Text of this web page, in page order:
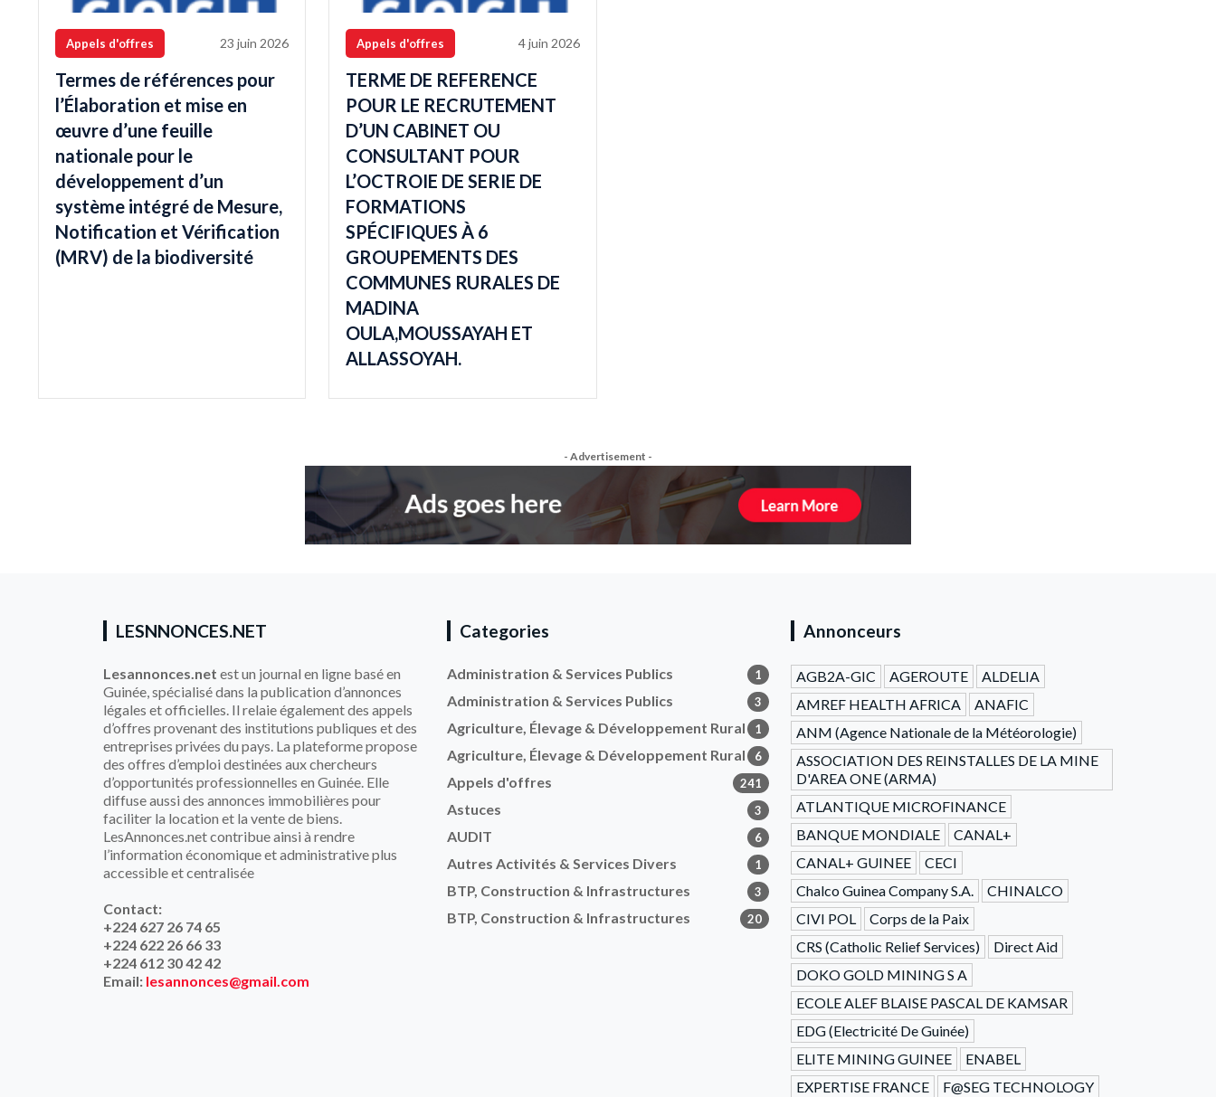
Appels d'offres 23 juin 2026
Termes de références pour
l’Élaboration et mise en
œuvre d’une feuille
nationale pour le
développement d’un
système intégré de Mesure,
Notification et Vérification
(MRV) de la biodiversité
Appels d'offres 4 juin 2026
TERME DE REFERENCE
POUR LE RECRUTEMENT
D’UN CABINET OU
CONSULTANT POUR
L’OCTROIE DE SERIE DE
FORMATIONS
SPÉCIFIQUES À 6
GROUPEMENTS DES
COMMUNES RURALES DE
MADINA
OULA,MOUSSAYAH ET
ALLASSOYAH.
- Advertisement -
LESNNONCES.NET
Lesannonces.net est un journal en ligne basé en
Guinée, spécialisé dans la publication d’annonces
légales et officielles. Il relaie également des appels
d’offres provenant des institutions publiques et des
entreprises privées du pays. La plateforme propose
des offres d’emploi destinées aux chercheurs
d’opportunités professionnelles en Guinée. Elle
diffuse aussi des annonces immobilières pour
faciliter la location et la vente de biens.
LesAnnonces.net contribue ainsi à rendre
l’information économique et administrative plus
accessible et centralisée
Contact:
+224 627 26 74 65
+224 622 26 66 33
+224 612 30 42 42
Email: lesannonces@gmail.com
Categories
Administration & Services Publics 1
Administration & Services Publics 3
Agriculture, Élevage & Développement Rural 1
Agriculture, Élevage & Développement Rural 6
Appels d'offres 241
Astuces 3
AUDIT 6
Autres Activités & Services Divers 1
BTP, Construction & Infrastructures 3
BTP, Construction & Infrastructures 20
Annonceurs
AGB2A-GIC AGEROUTE
ALDELIA
AMREF HEALTH AFRICA
ANAFIC
ANM (Agence Nationale de la Météorologie)
ASSOCIATION DES REINSTALLES DE LA MINE
D'AREA ONE (ARMA)
ATLANTIQUE MICROFINANCE
BANQUE MONDIALE
CANAL+
CANAL+ GUINEE
CECI
Chalco Guinea Company S.A.
CHINALCO
CIVI POL
Corps de la Paix
CRS (Catholic Relief Services)
Direct Aid
DOKO GOLD MINING S A
ECOLE ALEF BLAISE PASCAL DE KAMSAR
EDG (Electricité De Guinée)
ELITE MINING GUINEE
ENABEL
EXPERTISE FRANCE
F@SEG TECHNOLOGY